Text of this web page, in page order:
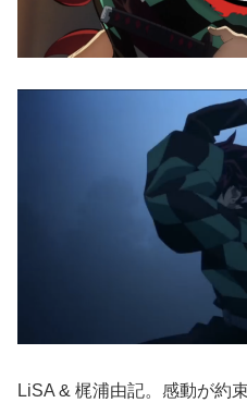
LiSA & 梶浦由記。感動が約